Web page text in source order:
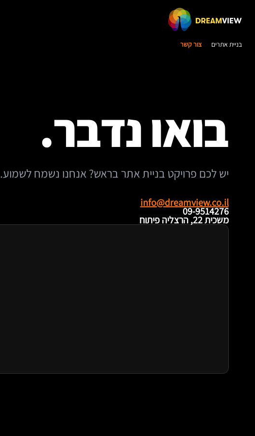
בניית אתרים צור קשר
בואו נדבר.
יש לכם פרויקט בניית אתר בראש? אנחנו נשמח לשמוע.
info@dreamview.co.il
09-9514276
משכית 22, הרצליה פיתוח